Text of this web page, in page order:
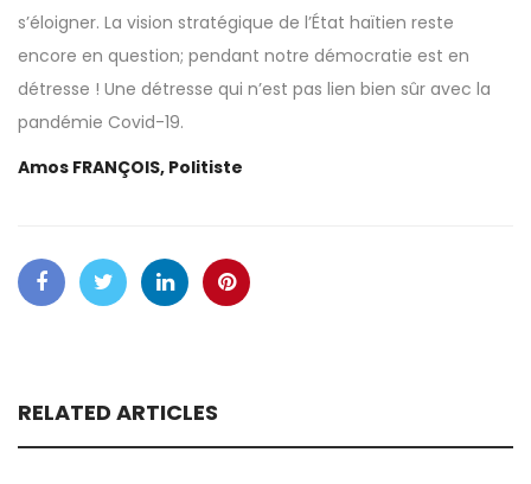
s’éloigner. La vision stratégique de l’État haïtien reste
encore en question; pendant notre démocratie est en
détresse ! Une détresse qui n’est pas lien bien sûr avec la
pandémie Covid-19.
Amos FRANÇOIS, Politiste
RELATED ARTICLES